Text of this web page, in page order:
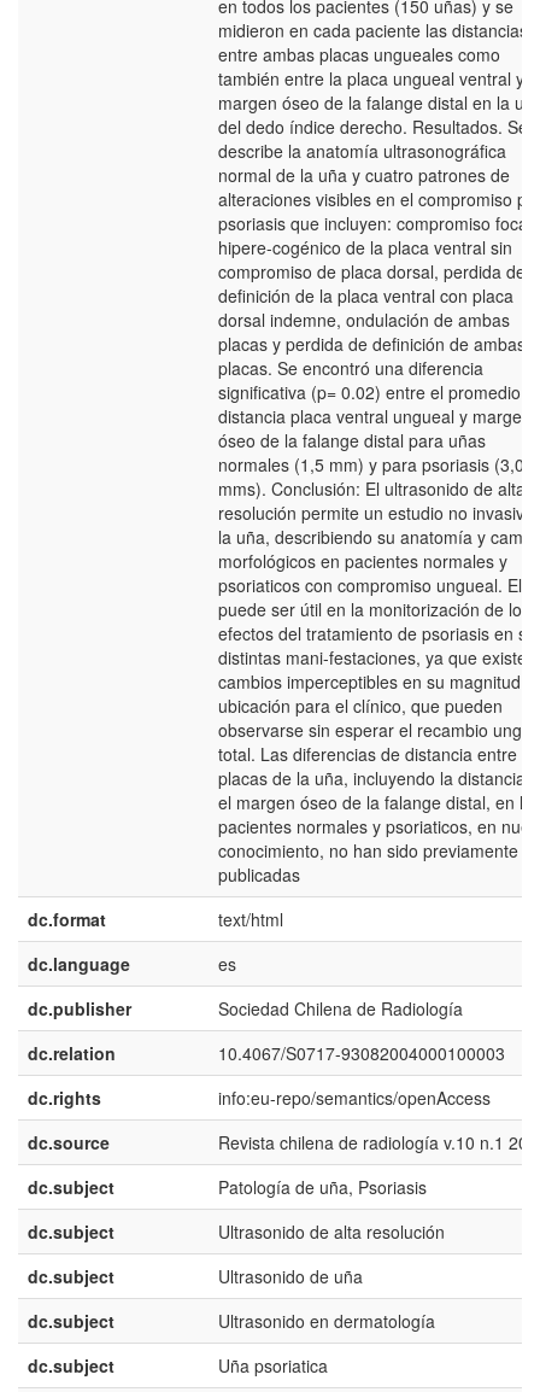
en todos los pacientes (150 uñas) y se
midieron en cada paciente las distancias
entre ambas placas ungueales como
también entre la placa ungueal ventral y
margen óseo de la falange distal en la
del dedo índice derecho. Resultados. Se
describe la anatomía ultrasonográfica
normal de la uña y cuatro patrones de
alteraciones visibles en el compromiso
psoriasis que incluyen: compromiso focal
hipere-cogénico de la placa ventral sin
compromiso de placa dorsal, perdida de
definición de la placa ventral con placa
dorsal indemne, ondulación de ambas
placas y perdida de definición de ambas
placas. Se encontró una diferencia
significativa (p= 0.02) entre el promedio
distancia placa ventral ungueal y margen
óseo de la falange distal para uñas
normales (1,5 mm) y para psoriasis (3,0
mms). Conclusión: El ultrasonido de alta
resolución permite un estudio no invasivo
la uña, describiendo su anatomía y
morfológicos en pacientes normales y
psoriaticos con compromiso ungueal. Ello
puede ser útil en la monitorización de los
efectos del tratamiento de psoriasis en
distintas mani-festaciones, ya que existen
cambios imperceptibles en su magnitud y
ubicación para el clínico, que pueden
observarse sin esperar el recambio
total. Las diferencias de distancia entre
placas de la uña, incluyendo la distancia
el margen óseo de la falange distal, en los
pacientes normales y psoriaticos, en
conocimiento, no han sido previamente
publicadas
dc.format
text/html
dc.language
es
dc.publisher
Sociedad Chilena de Radiología
dc.relation
10.4067/S0717-93082004000100003
dc.rights
info:eu-repo/semantics/openAccess
dc.source
Revista chilena de radiología v.10 n.1
dc.subject
Patología de uña, Psoriasis
dc.subject
Ultrasonido de alta resolución
dc.subject
Ultrasonido de uña
dc.subject
Ultrasonido en dermatología
dc.subject
Uña psoriatica